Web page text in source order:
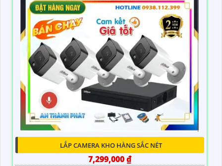
LẮP CAMERA KHO HÀNG SẮC NÉT
7,299,000 ₫